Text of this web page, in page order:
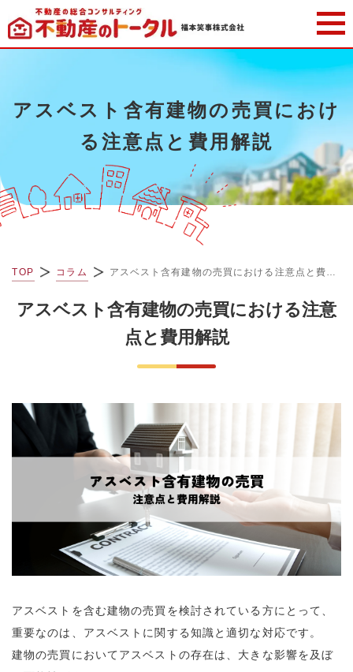
アスベスト含有建物の売買におけ
る注意点と費用解説
TOP コラム アスベスト含有建物の売買における注意点と費用解説
アスベスト含有建物の売買における注意
点と費用解説
アスベストを含む建物の売買を検討されている方にとって、
重要なのは、アスベストに関する知識と適切な対応です。
建物の売買においてアスベストの存在は、大きな影響を及ぼ